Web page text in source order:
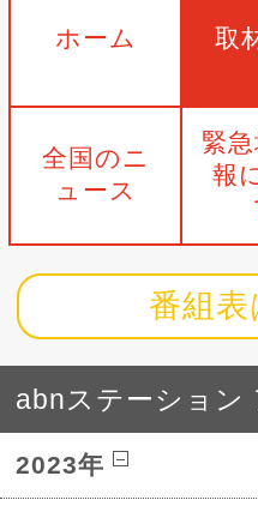
ホーム 取
全国のニ
ュース
緊
報
番組表
abnステーション
2023年